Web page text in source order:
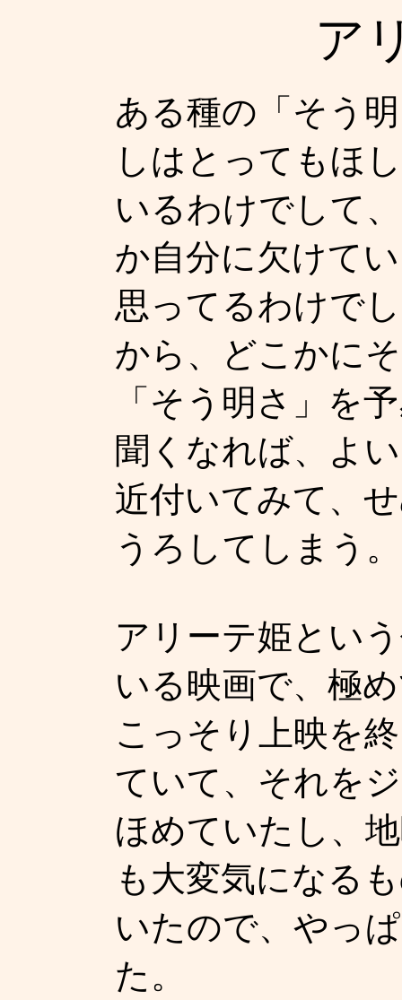
ア
ある種の「そう
しはとってもほ
いるわけでして
か自分に欠けて
思ってるわけで
から、どこかに
「そう明さ」を
聞くなれば、よ
近付いてみて、
うろしてしまう。
アリーテ姫とい
いる映画で、極
こっそり上映を
ていて、それを
ほめていたし、
も大変気になる
いたので、やっ
た。